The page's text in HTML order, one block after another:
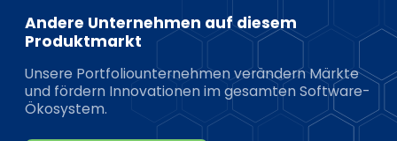
Andere Unternehmen auf diesem
Produktmarkt
Unsere Portfoliounternehmen verändern Märkte
und fördern Innovationen im gesamten Software-
Ökosystem.